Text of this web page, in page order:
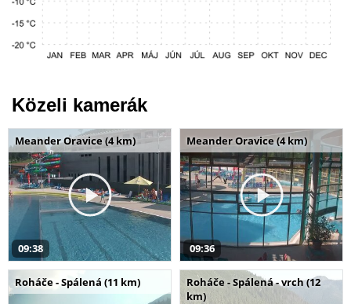
Közeli kamerák
Meander Oravice (4 km)
09:38
Meander Oravice (4 km)
09:36
Roháče - Spálená (11 km)
Roháče - Spálená - vrch (12
km)